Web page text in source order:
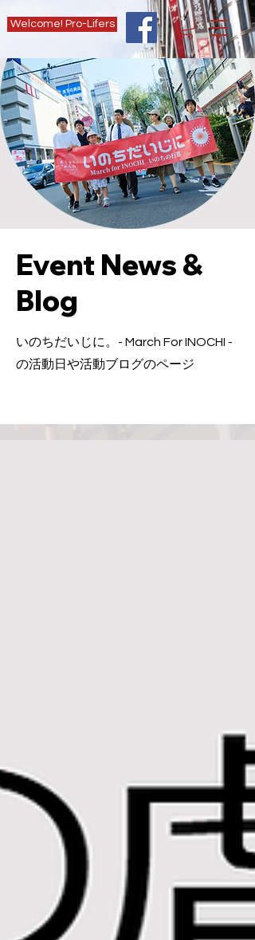
Welcome! Pro-Lifers
Event News &
Blog
いのちだいじに。- March For INOCHI -
の活動日や活動ブログのページ